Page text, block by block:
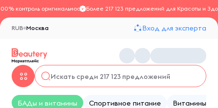
контроль оригинальностиБолее 217 123 предложений для Красоты и
Москва
RUB Вход для эксперта
БАДы и витамины Спортивное питание Витамины